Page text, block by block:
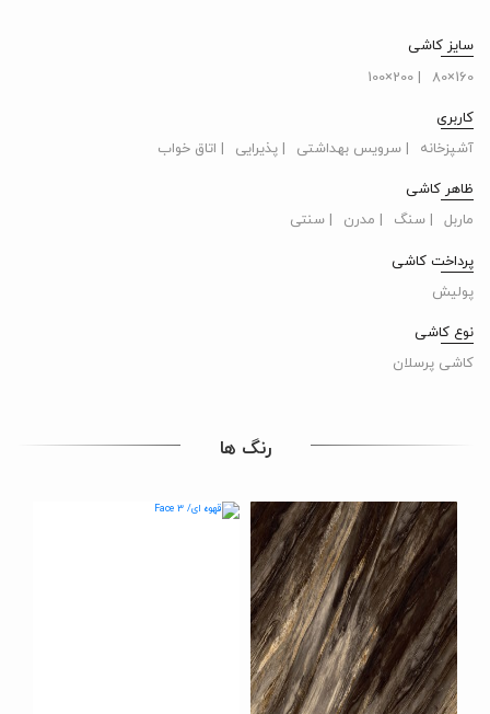
سایز کاشی
160×80
| 200×100
کاربری
آشپزخانه
| سرویس بهداشتی | پذیرایی | اتاق خواب
ظاهر کاشی
ماربل
| سنگ | مدرن | سنتی
پرداخت کاشی
پولیش
نوع کاشی
کاشی پرسلان
رنگ ها